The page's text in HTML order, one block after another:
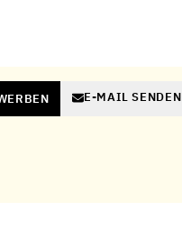
E-MAIL SENDEN